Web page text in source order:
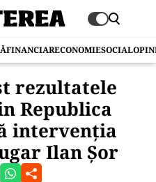
FINANCIARECONOMIESOCIAL
rezultatele
Republica
intervenția
Ilan Șor